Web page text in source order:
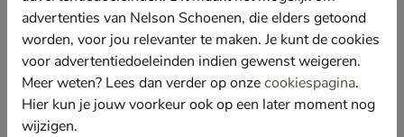
Nieuwsbrief
Ontvang € 10,- welkomstkorting*
en blijf op de hoogte van leuke
acties en aanbiedingen!
E-mailadres Inschrijven
advertenties van Nelson Schoenen, die elders getoond
worden, voor jou relevanter te maken. Je kunt de cookies
voor advertentiedoeleinden indien gewenst weigeren.
Meer weten? Lees dan verder op onzecookiespagina.
Hier kun je jouw voorkeur ook op een later moment nog
wijzigen.